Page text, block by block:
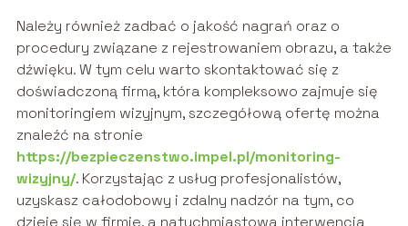
Należy również zadbać o jakość nagrań oraz o
procedury związane z rejestrowaniem obrazu, a także
dźwięku. W tym celu warto skontaktować się z
doświadczoną firmą, która kompleksowo zajmuje się
monitoringiem wizyjnym, szczegółową ofertę można
znaleźć na stronie
https://bezpieczenstwo.impel.pl/monitoring-
wizyjny/. Korzystając z usług profesjonalistów,
uzyskasz całodobowy i zdalny nadzór na tym, co
dzieje się w firmie, a natychmiastowa interwencja